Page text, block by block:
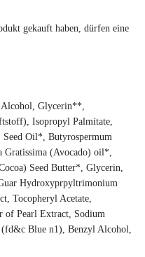
gekauft haben, dürfen eine
Alcohol, Glycerin**,
Isopropyl Palmitate,
Oil*, Butyrospermum
Gratissima (Avocado) oil*,
Seed Butter*, Glycerin,
Hydroxyprpyltrimonium
Tocopheryl Acetate,
of Pearl Extract, Sodium
(fd&c Blue n1), Benzyl Alcohol,